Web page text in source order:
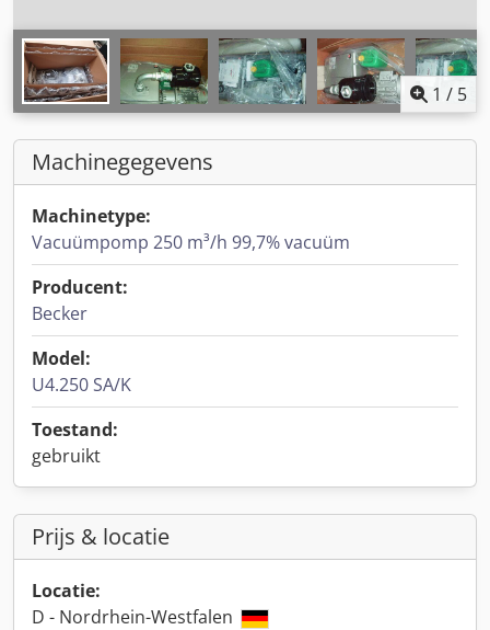
1 / 5
Machinegegevens
Machinetype:
Vacuümpomp 250 m³/h 99,7% vacuüm
Producent:
Becker
Model:
U4.250 SA/K
Toestand:
gebruikt
Prijs & locatie
Locatie:
D - Nordrhein-Westfalen